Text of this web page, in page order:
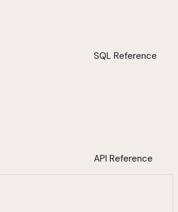
SQL Reference
API Reference